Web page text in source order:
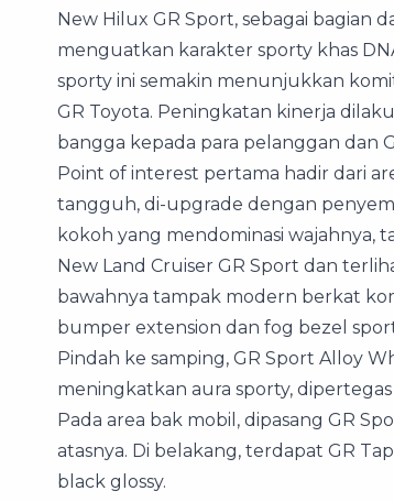
New Hilux GR Sport, sebagai bagian
menguatkan karakter sporty khas
sporty ini semakin menunjukkan
GR Toyota. Peningkatan kinerja
bangga kepada para pelanggan dan
Point of interest pertama hadir dari
tangguh, di-upgrade dengan
kokoh yang mendominasi wajahnya,
New Land Cruiser GR Sport dan
bawahnya tampak modern berkat
bumper extension dan fog bezel
Pindah ke samping, GR Sport Alloy
meningkatkan aura sporty,
Pada area bak mobil, dipasang GR
atasnya. Di belakang, terdapat GR
black glossy.